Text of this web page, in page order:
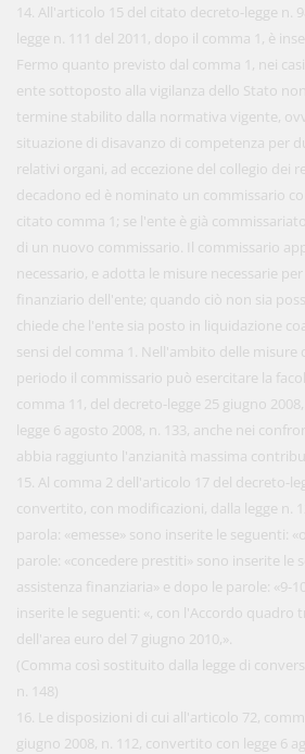
14. All'articolo 15 del citato decreto-legge n.
legge n. 111 del 2011, dopo il comma 1, è
Fermo quanto previsto dal comma 1, nei
ente sottoposto alla vigilanza dello Stato
termine stabilito dalla normativa vigente,
situazione di disavanzo di competenza per
relativi organi, ad eccezione del collegio dei
decadono ed è nominato un commissario
citato comma 1; se l'ente è già
di un nuovo commissario. Il commissario
necessario, e adotta le misure necessarie
finanziario dell'ente; quando ciò non sia
chiede che l'ente sia posto in liquidazione
sensi del comma 1. Nell'ambito delle misure
periodo il commissario può esercitare la
comma 11, del decreto-legge 25 giugno
legge 6 agosto 2008, n. 133, anche nei
abbia raggiunto l'anzianità massima
15. Al comma 2 dell'articolo 17 del decreto-
convertito, con modificazioni, dalla legge n.
parola: «emesse» sono inserite le seguenti:
parole: «concedere prestiti» sono inserite le
assistenza finanziaria» e dopo le parole: «9-
inserite le seguenti: «, con l'Accordo quadro
dell'area euro del 7 giugno 2010,».
(Comma così sostituito dalla legge di
n. 148)
16. Le disposizioni di cui all'articolo 72,
giugno 2008, n. 112, convertito con legge 6